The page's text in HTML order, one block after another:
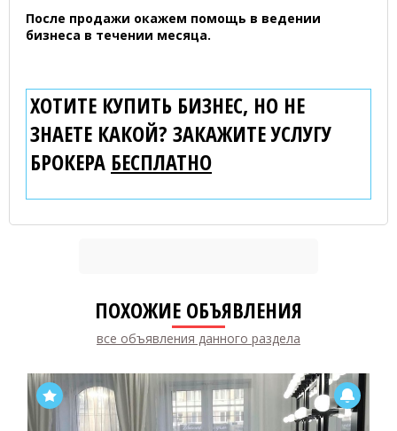
После продажи окажем помощь в ведении
бизнеса в течении месяца.
ХОТИТЕ КУПИТЬ БИЗНЕС, НО НЕ
ЗНАЕТЕ КАКОЙ? ЗАКАЖИТЕ УСЛУГУ
БРОКЕРА БЕСПЛАТНО
ПОХОЖИЕ ОБЪЯВЛЕНИЯ
все объявления данного раздела